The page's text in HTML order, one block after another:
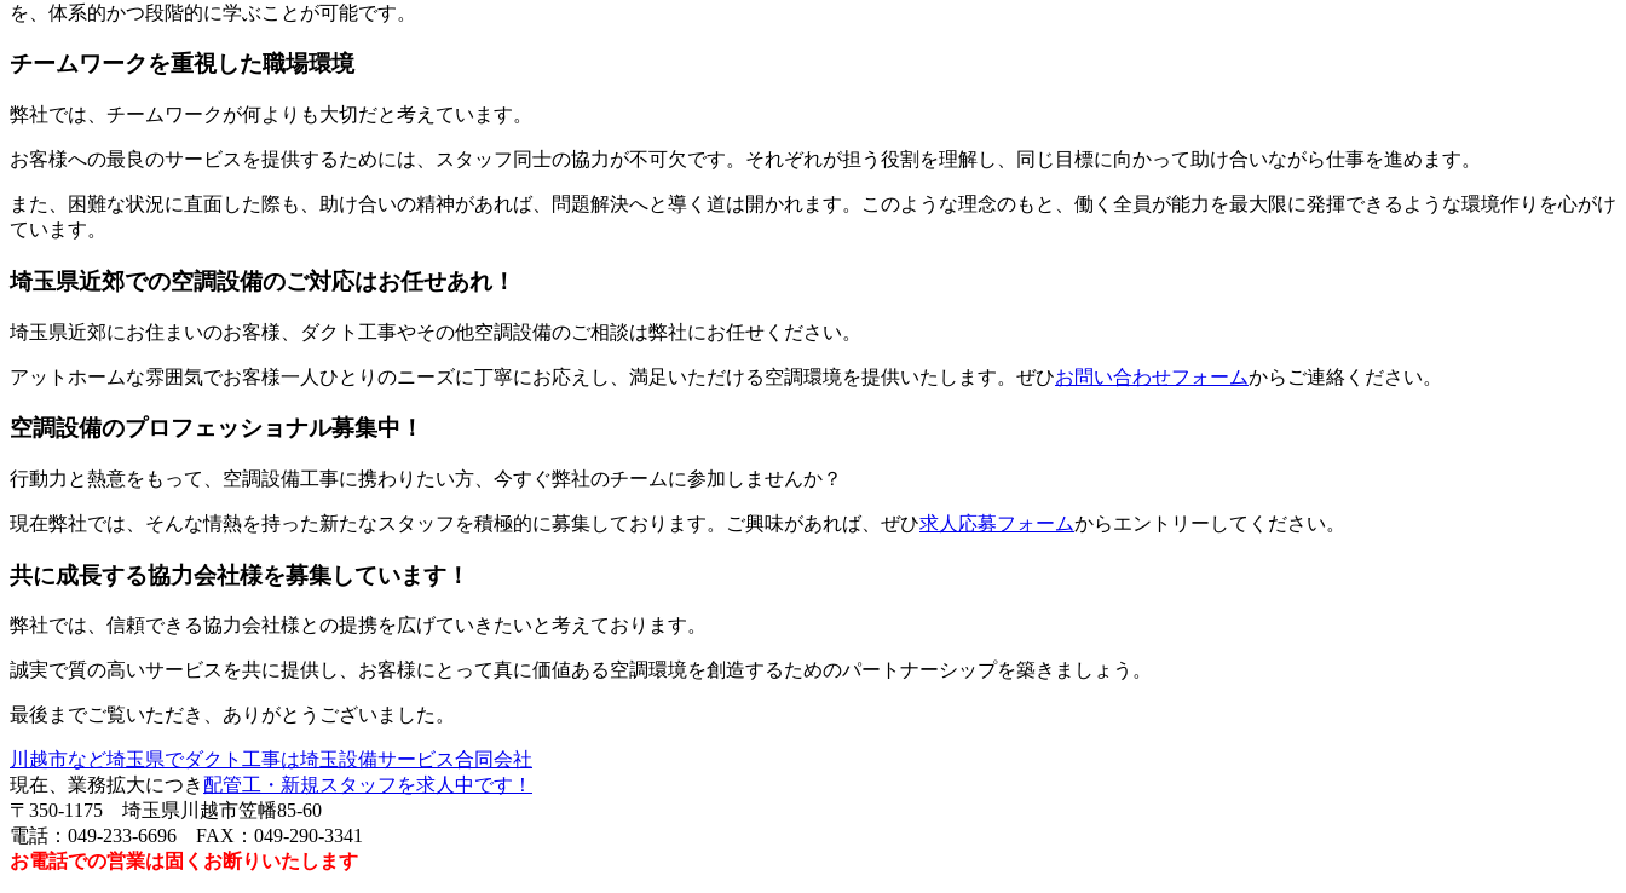
を、体系的かつ段階的に学ぶことが可能です。
チームワークを重視した職場環境
弊社では、チームワークが何よりも大切だと考えています。
お客様への最良のサービスを提供するためには、スタッフ同士の協力が不可欠です。それぞれが担う役割を理解し、同じ目標に向かって助け合いながら仕事を進めます。
また、困難な状況に直面した際も、助け合いの精神があれば、問題解決へと導く道は開かれます。このような理念のもと、働く全員が能力を最大限に発揮できるような環境作りを心がけ
ています。
埼玉県近郊での空調設備のご対応はお任せあれ！
埼玉県近郊にお住まいのお客様、ダクト工事やその他空調設備のご相談は弊社にお任せください。
アットホームな雰囲気でお客様一人ひとりのニーズに丁寧にお応えし、満足いただける空調環境を提供いたします。ぜひお問い合わせフォームからご連絡ください。
空調設備のプロフェッショナル募集中！
行動力と熱意をもって、空調設備工事に携わりたい方、今すぐ弊社のチームに参加しませんか？
現在弊社では、そんな情熱を持った新たなスタッフを積極的に募集しております。ご興味があれば、ぜひ求人応募フォームからエントリーしてください。
共に成長する協力会社様を募集しています！
弊社では、信頼できる協力会社様との提携を広げていきたいと考えております。
誠実で質の高いサービスを共に提供し、お客様にとって真に価値ある空調環境を創造するためのパートナーシップを築きましょう。
最後までご覧いただき、ありがとうございました。
川越市など埼玉県でダクト工事は埼玉設備サービス合同会社
現在、業務拡大につき配管工・新規スタッフを求人中です！
〒350-1175 埼玉県川越市笠幡85-60
電話：049-233-6696 FAX：049-290-3341
お電話での営業は固くお断りいたします